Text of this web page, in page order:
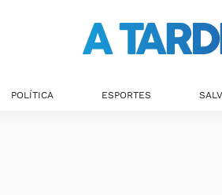
POLÍTICA ESPORTES